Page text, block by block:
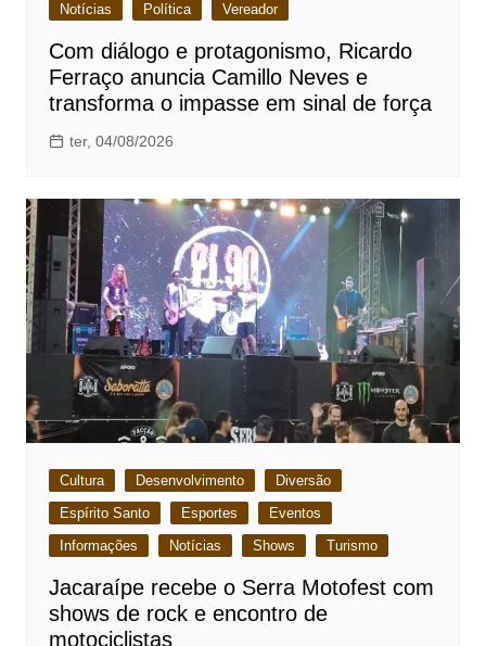
Notícias
Política Vereador
Com diálogo e protagonismo, Ricardo
Ferraço anuncia Camillo Neves e
transforma o impasse em sinal de força
ter, 04/08/2026
Cultura Desenvolvimento
Diversão
Espírito Santo
Esportes
Eventos
Informações
Notícias Shows Turismo
Jacaraípe recebe o Serra Motofest com
shows de rock e encontro de
motociclistas